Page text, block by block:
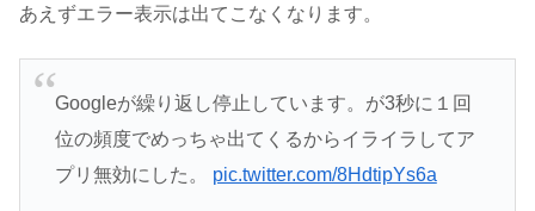
あえずエラー表示は出てこなくなります。
Googleが繰り返し停止しています。が3秒に１回
位の頻度でめっちゃ出てくるからイライラしてア
プリ無効にした。 pic.twitter.com/8HdtipYs6a